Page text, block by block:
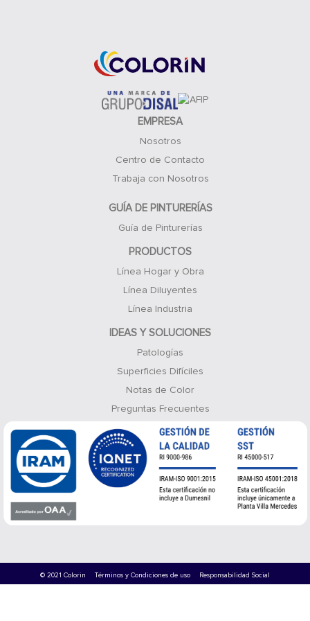
EMPRESA
Nosotros
Centro de Contacto
Trabaja con Nosotros
GUÍA DE PINTURERÍAS
Guía de Pinturerías
PRODUCTOS
Línea Hogar y Obra
Línea Diluyentes
Línea Industria
IDEAS Y SOLUCIONES
Patologías
Superficies Difíciles
Notas de Color
Preguntas Frecuentes
© 2021 Colorin Términos y Condiciones de uso Responsabilidad Social